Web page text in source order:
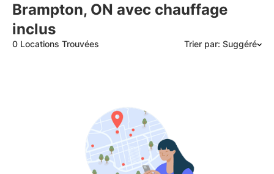
Brampton, ON avec chauffage
inclus
0 Locations Trouvées Trier par: Suggéré
Date: les plus anciens d’abord